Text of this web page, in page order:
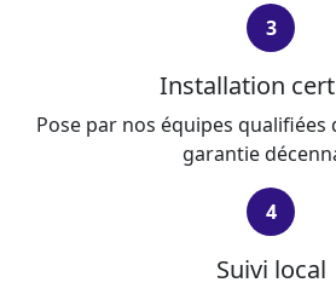
3
Installation
Pose par nos équipes qualifiées
garantie
4
Suivi local